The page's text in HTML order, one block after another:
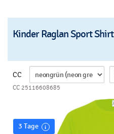
Kinder Raglan Sport Shirt
CC
CC 25116608685
3 Tage